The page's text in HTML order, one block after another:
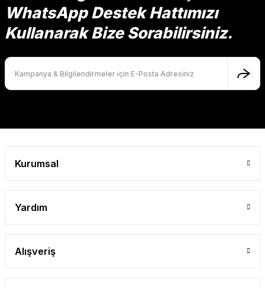
WhatsApp Destek Hattımızı
Kullanarak Bize Sorabilirsiniz.
Kurumsal
Yardım
Alışveriş